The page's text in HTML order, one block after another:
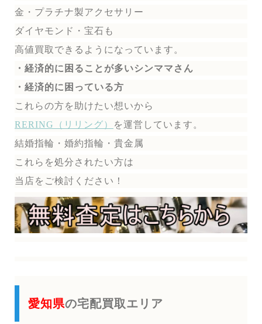
金・プラチナ製アクセサリー
ダイヤモンド・宝石も
高値買取できるようになっています。
・経済的に困ることが多いシンママさん
・経済的に困っている方
これらの方を助けたい想いから
RERING（リリング）
を運営しています。
結婚指輪・婚約指輪・貴金属
これらを処分されたい方は
当店をご検討ください！
愛知県の宅配買取エリア